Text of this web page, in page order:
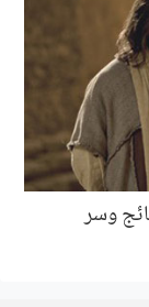
(ج5) - نتائج وسر